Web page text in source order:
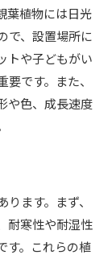
葉植物には日光
で、設置場所に
トや子どもがい
です。また、
や色、成長速度
ます。まず、
耐寒性や耐湿性
す。これらの植